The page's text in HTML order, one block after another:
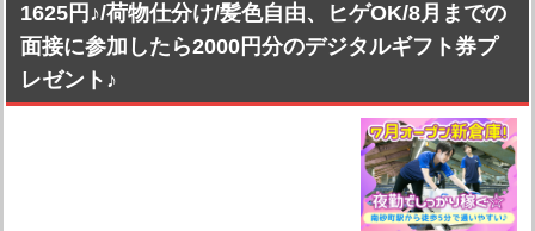
1625円♪/荷物仕分け/髪色自由、ヒゲOK/8月までの
面接に参加したら2000円分のデジタルギフト券プ
レゼント♪